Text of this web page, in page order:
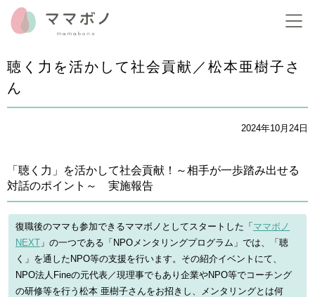
聴く力を活かして社会貢献／松本亜樹子さ
ん
2024年10月24日
「聴く力」を活かして社会貢献！～相手が一歩踏み出せる
対話のポイント～ 実施報告
復職後のママも参加できるママボノとしてスタートした「 ママボノ
NEXT 」の一つである「NPOメンタリングプログラム」では、「聴
く」を通したNPO等の支援を行います。その紹介イベントにて、
NPO法人Fineの元代表／現理事でもあり企業やNPO等でコーチング
の研修等を行う松本 亜樹子さんをお招きし、メンタリングとは何